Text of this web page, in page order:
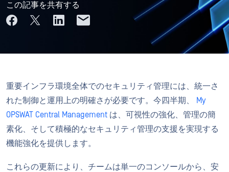
この記事を共有する
重要インフラ環境全体でのセキュリティ管理には、統一さ
れた制御と運用上の明確さが必要です。今四半期、
My
OPSWAT Central Management は、可視性の強化、管理の簡
素化、そして積極的なセキュリティ管理の支援を実現する
機能強化を提供します。
これらの更新により、チームは単一のコンソールから、安